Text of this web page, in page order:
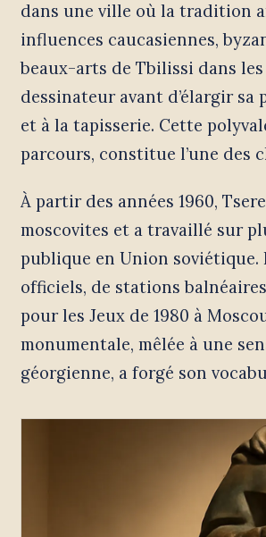
dans une ville où la tradition
influences caucasiennes,
beaux-arts de Tbilissi dans les
dessinateur avant d’élargir sa
et à la tapisserie. Cette
parcours, constitue l’une des
À partir des années 1960,
moscovites et a travaillé sur
publique en Union
officiels, de stations
pour les Jeux de 1980 à
monumentale, mêlée à une
géorgienne, a forgé son